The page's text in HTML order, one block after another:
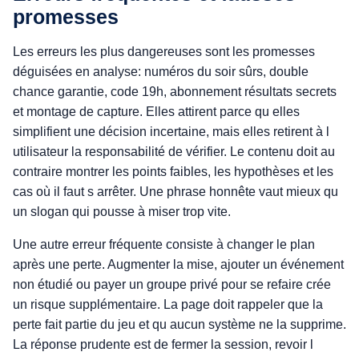
promesses
Les erreurs les plus dangereuses sont les promesses
déguisées en analyse: numéros du soir sûrs, double
chance garantie, code 19h, abonnement résultats secrets
et montage de capture. Elles attirent parce qu elles
simplifient une décision incertaine, mais elles retirent à l
utilisateur la responsabilité de vérifier. Le contenu doit au
contraire montrer les points faibles, les hypothèses et les
cas où il faut s arrêter. Une phrase honnête vaut mieux qu
un slogan qui pousse à miser trop vite.
Une autre erreur fréquente consiste à changer le plan
après une perte. Augmenter la mise, ajouter un événement
non étudié ou payer un groupe privé pour se refaire crée
un risque supplémentaire. La page doit rappeler que la
perte fait partie du jeu et qu aucun système ne la supprime.
La réponse prudente est de fermer la session, revoir l